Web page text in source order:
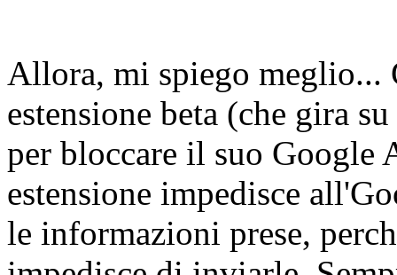
Allora, mi spiego meglio...
estensione beta (che gira
per bloccare il suo Google
estensione impedisce
le informazioni prese,